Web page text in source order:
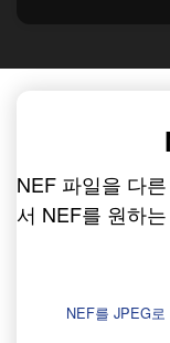
NEF 파일을 다
서 NEF를 원하
NEF를 JPEG로